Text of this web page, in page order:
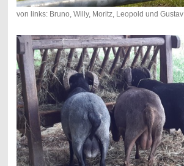
von links: Bruno, Willy, Moritz, Leopold und Gustav